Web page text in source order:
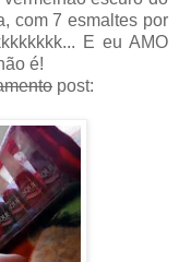
com 7 esmaltes por
E eu AMO
é!
post: